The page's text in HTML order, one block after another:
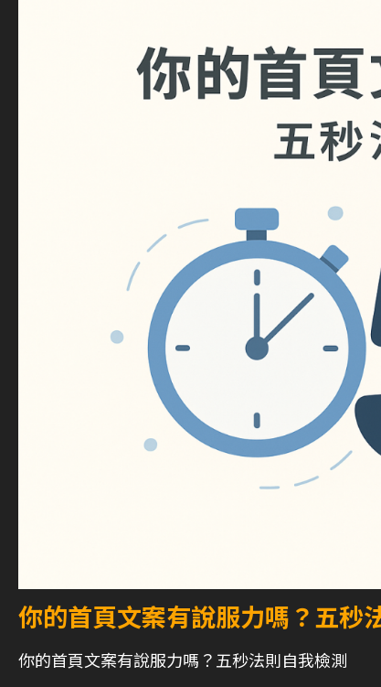
你的首頁文案有說服力嗎？五秒
你的首頁文案有說服力嗎？五秒法則自我檢測